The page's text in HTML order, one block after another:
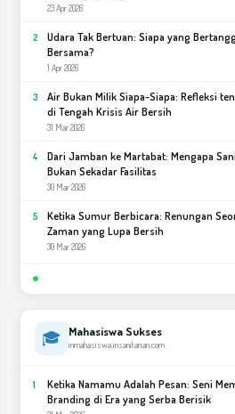
23 Apr 2026
2
Udara Tak Bertuan: Siapa yang
Bersama?
1 Apr 2026
3
Air Bukan Milik Siapa-Siapa: Refleksi
di Tengah Krisis Air Bersih
31 Mar 2026
4
Dari Jamban ke Martabat: Mengapa
Bukan Sekadar Fasilitas
30 Mar 2026
5
Ketika Sumur Berbicara: Renungan
Zaman yang Lupa Bersih
30 Mar 2026
🎓 Mahasiswa Sukses
inmahasiswa.insanitarian.com
1
Ketika Namamu Adalah Pesan: Seni
Branding di Era yang Serba Berisik